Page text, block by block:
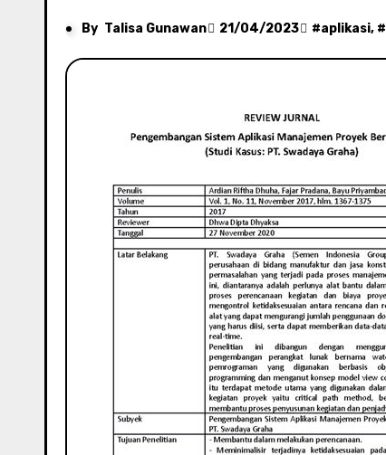
By Talisa Gunawan 21/04/2023 #aplikasi, #